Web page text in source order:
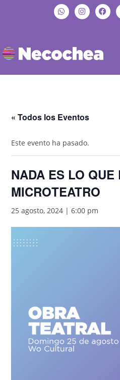
« Todos los Eventos
Este evento ha pasado.
NADA ES LO QUE
MICROTEATRO
25 agosto, 2024 | 6:00 pm